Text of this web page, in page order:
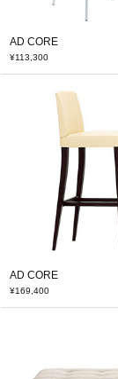
AD CORE
¥113,300
AD CORE
¥169,400